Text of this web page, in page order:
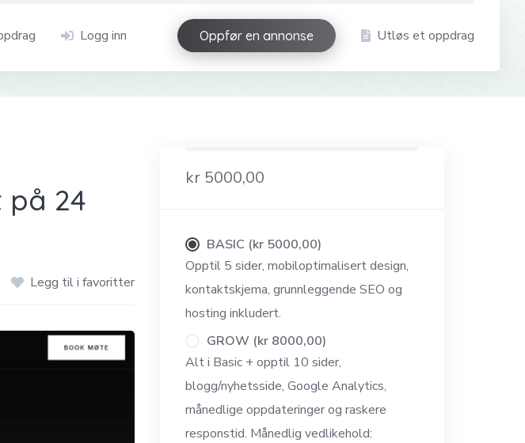
Logg inn Oppfør en annonse Utløs et oppdrag
24
Legg til i favoritter
kr 5000,00
BASIC (kr 5000,00)
Opptil 5 sider, mobiloptimalisert design,
kontaktskjema, grunnleggende SEO og
hosting inkludert.
GROW (kr 8000,00)
Alt i Basic + opptil 10 sider,
blogg/nyhetsside, Google Analytics,
månedlige oppdateringer og raskere
responstid. Månedlig vedlikehold: